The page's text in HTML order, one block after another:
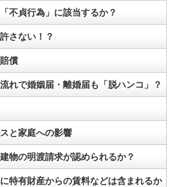
不貞行為」に該当するか？
さない！？
償
れで婚姻届・離婚届も「脱ハンコ」？
と家庭への影響
物の明渡請求が認められるか？
特有財産からの賃料などは含まれるか